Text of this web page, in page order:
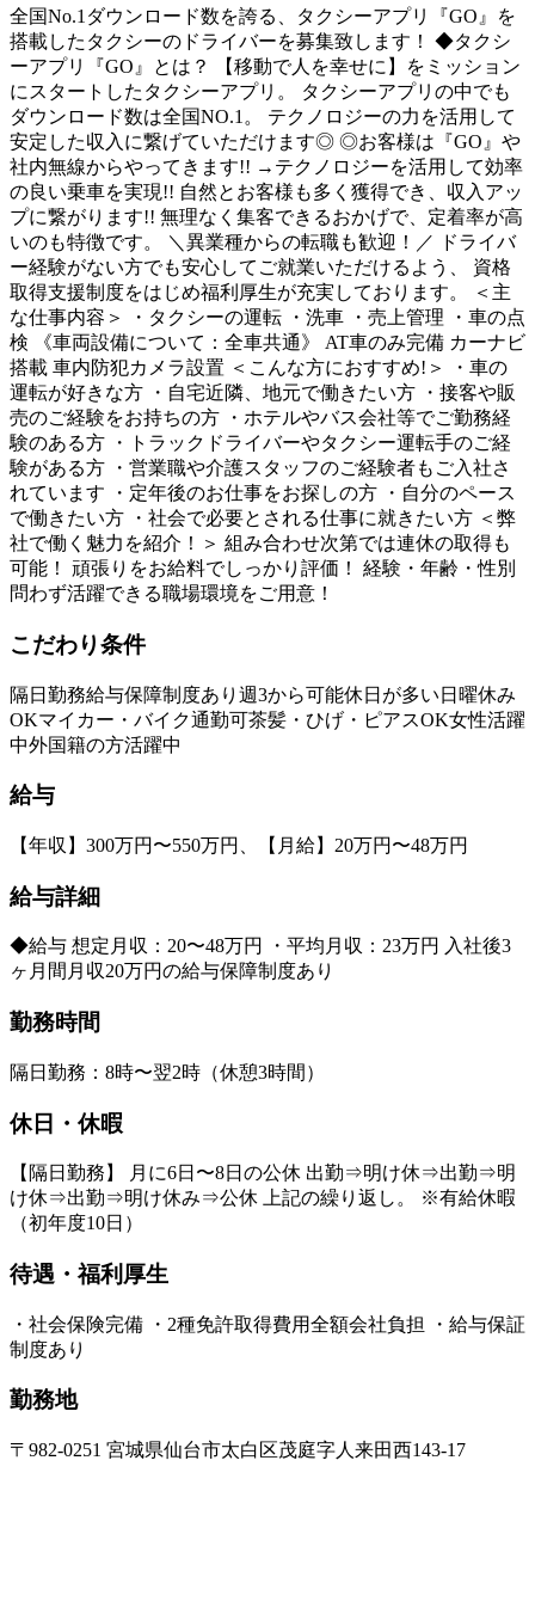
全国No.1ダウンロード数を誇る、タクシーアプリ『GO』を
搭載したタクシーのドライバーを募集致します！ ◆タクシ
ーアプリ『GO』とは？ 【移動で人を幸せに】をミッション
にスタートしたタクシーアプリ。 タクシーアプリの中でも
ダウンロード数は全国NO.1。 テクノロジーの力を活用して
安定した収入に繋げていただけます◎ ◎お客様は『GO』や
社内無線からやってきます!! →テクノロジーを活用して効率
の良い乗車を実現!! 自然とお客様も多く獲得でき、収入アッ
プに繋がります!! 無理なく集客できるおかげで、定着率が高
いのも特徴です。 ＼異業種からの転職も歓迎！／ ドライバ
ー経験がない方でも安心してご就業いただけるよう、 資格
取得支援制度をはじめ福利厚生が充実しております。 ＜主
な仕事内容＞ ・タクシーの運転 ・洗車 ・売上管理 ・車の点
検 《車両設備について：全車共通》 AT車のみ完備 カーナビ
搭載 車内防犯カメラ設置 ＜こんな方におすすめ!＞ ・車の
運転が好きな方 ・自宅近隣、地元で働きたい方 ・接客や販
売のご経験をお持ちの方 ・ホテルやバス会社等でご勤務経
験のある方 ・トラックドライバーやタクシー運転手のご経
験がある方 ・営業職や介護スタッフのご経験者もご入社さ
れています ・定年後のお仕事をお探しの方 ・自分のペース
で働きたい方 ・社会で必要とされる仕事に就きたい方 ＜弊
社で働く魅力を紹介！＞ 組み合わせ次第では連休の取得も
可能！ 頑張りをお給料でしっかり評価！ 経験・年齢・性別
問わず活躍できる職場環境をご用意！
こだわり条件
隔日勤務給与保障制度あり 週3から可能休日が多い 日曜休み
OKマイカー・バイク通勤可茶髪・ひげ・ピアスOK女性活躍
中外国籍の方活躍中
給与
【年収】300万円〜550万円、【月給】20万円〜48万円
給与詳細
◆給与 想定月収：20〜48万円 ・平均月収：23万円 入社後3
ヶ月間月収20万円の給与保障制度あり
勤務時間
隔日勤務：8時〜翌2時（休憩3時間）
休日・休暇
【隔日勤務】 月に6日〜8日の公休 出勤⇒明け休⇒出勤⇒明
け休⇒出勤⇒明け休み⇒公休 上記の繰り返し。 ※有給休暇
（初年度10日）
待遇・福利厚生
・社会保険完備 ・2種免許取得費用全額会社負担 ・給与保証
制度あり
勤務地
〒982-0251 宮城県仙台市太白区茂庭字人来田西143-17